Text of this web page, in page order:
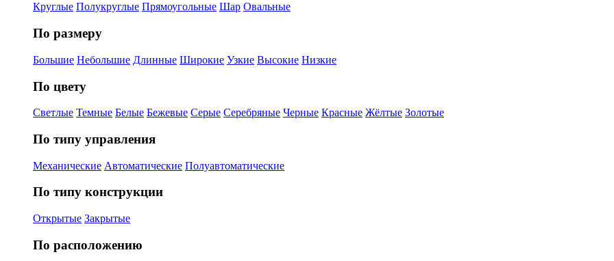
Круглые Полукруглые Прямоугольные Шар Овальные
По размеру
Большие Небольшие Длинные Широкие Узкие Высокие Низкие
По цвету
Светлые Темные Белые Бежевые Серые Серебряные Черные Красные Жёлтые Золотые
По типу управления
Механические Автоматические Полуавтоматические
По типу конструкции
Открытые Закрытые
По расположению